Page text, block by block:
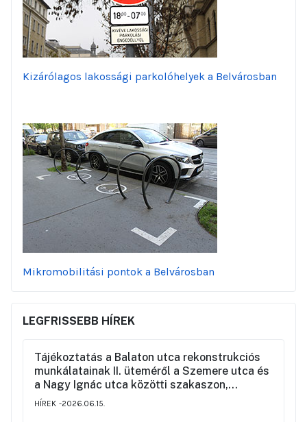
Kizárólagos lakossági parkolóhelyek a Belvárosban
Mikromobilitási pontok a Belvárosban
LEGFRISSEBB HÍREK
Tájékoztatás a Balaton utca rekonstrukciós
munkálatainak II. üteméről a Szemere utca és
a Nagy Ignác utca közötti szakaszon,
valamint a környék ideiglenes forgalmi
HÍREK 2026.06.15.